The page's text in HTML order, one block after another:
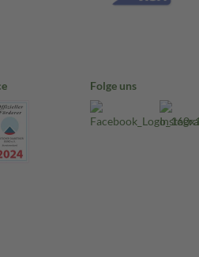
Folge uns